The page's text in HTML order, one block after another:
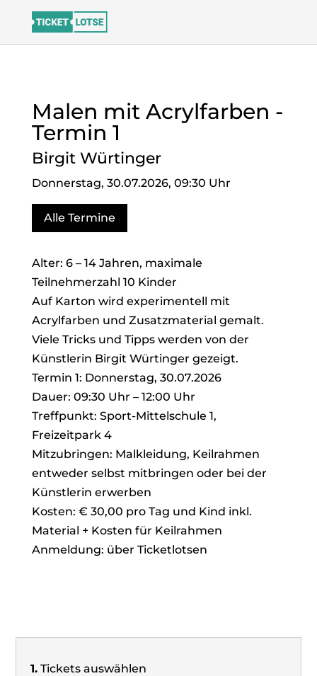
Malen mit Acrylfarben -
Termin 1
Birgit Würtinger
Donnerstag, 30.07.2026, 09:30 Uhr
Alle Termine
Alter: 6 – 14 Jahren, maximale
Teilnehmerzahl 10 Kinder
Auf Karton wird experimentell mit
Acrylfarben und Zusatzmaterial gemalt.
Viele Tricks und Tipps werden von der
Künstlerin Birgit Würtinger gezeigt.
Termin 1: Donnerstag, 30.07.2026
Dauer: 09:30 Uhr – 12:00 Uhr
Treffpunkt: Sport-Mittelschule 1,
Freizeitpark 4
Mitzubringen: Malkleidung, Keilrahmen
entweder selbst mitbringen oder bei der
Künstlerin erwerben
Kosten: € 30,00 pro Tag und Kind inkl.
Material + Kosten für Keilrahmen
Anmeldung: über Ticketlotsen
1. Tickets auswählen